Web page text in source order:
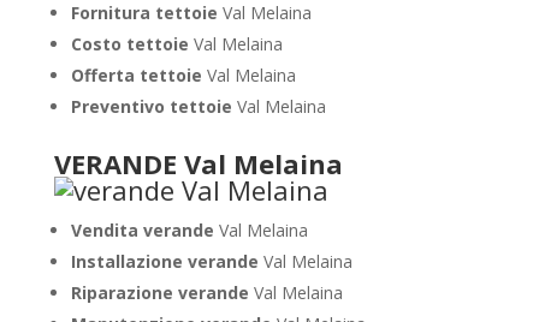
Fornitura tettoie Val Melaina
Costo tettoie Val Melaina
Offerta tettoie Val Melaina
Preventivo tettoie Val Melaina
VERANDE Val Melaina
Vendita verande Val Melaina
Installazione verande Val Melaina
Riparazione verande Val Melaina